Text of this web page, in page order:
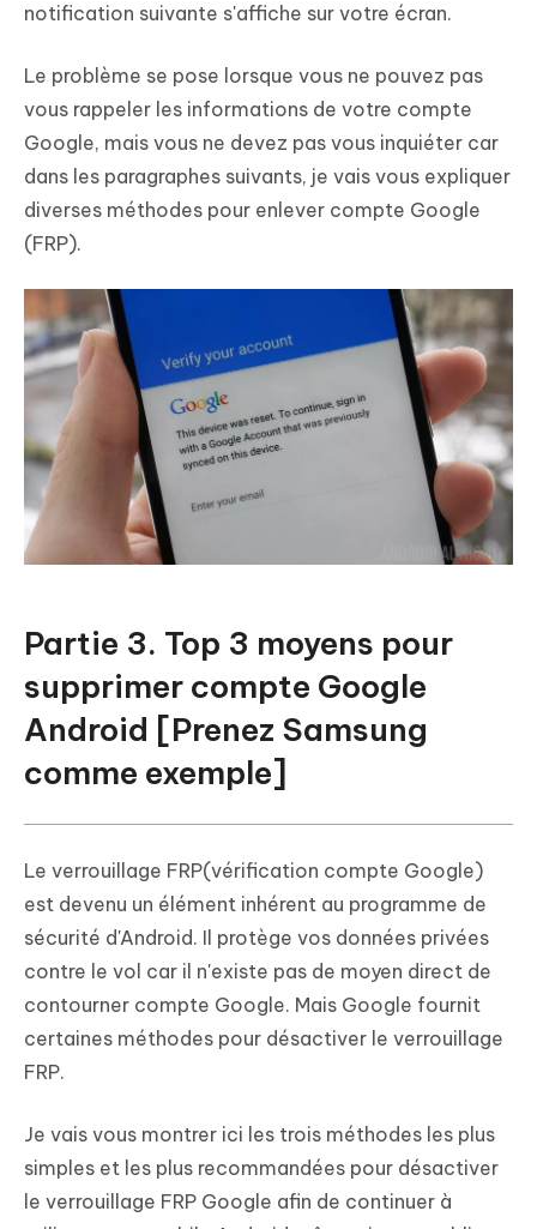
notification suivante s'affiche sur votre écran.
Le problème se pose lorsque vous ne pouvez pas
vous rappeler les informations de votre compte
Google, mais vous ne devez pas vous inquiéter car
dans les paragraphes suivants, je vais vous expliquer
diverses méthodes pour enlever compte Google
(FRP).
Partie 3. Top 3 moyens pour
supprimer compte Google
Android [Prenez Samsung
comme exemple]
Le verrouillage FRP(vérification compte Google)
est devenu un élément inhérent au programme de
sécurité d'Android. Il protège vos données privées
contre le vol car il n'existe pas de moyen direct de
contourner compte Google. Mais Google fournit
certaines méthodes pour désactiver le verrouillage
FRP.
Je vais vous montrer ici les trois méthodes les plus
simples et les plus recommandées pour désactiver
le verrouillage FRP Google afin de continuer à